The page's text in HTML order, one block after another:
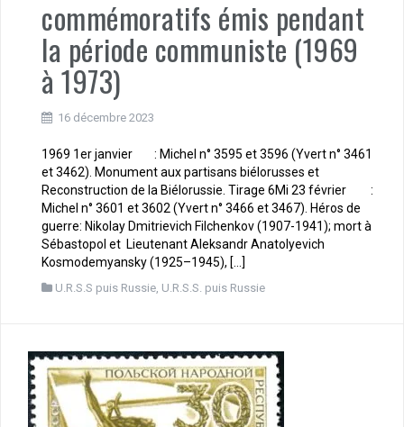
commémoratifs émis pendant
la période communiste (1969
à 1973)
16 décembre 2023
1969 1er janvier : Michel n° 3595 et 3596 (Yvert n° 3461
et 3462). Monument aux partisans biélorusses et
Reconstruction de la Biélorussie. Tirage 6Mi 23 février :
Michel n° 3601 et 3602 (Yvert n° 3466 et 3467). Héros de
guerre: Nikolay Dmitrievich Filchenkov (1907-1941); mort à
Sébastopol et Lieutenant Aleksandr Anatolyevich
Kosmodemyansky (1925–1945), […]
U.R.S.S puis Russie, U.R.S.S. puis Russie